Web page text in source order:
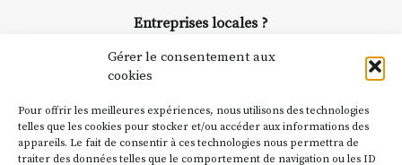
Gérer le consentement aux
cookies
Pour offrir les meilleures expériences, nous utilisons des technologies
telles que les cookies pour stocker et/ou accéder aux informations des
appareils. Le fait de consentir à ces technologies nous permettra de
traiter des données telles que le comportement de navigation ou les ID
caves, les granges d’Auzon. Le
Fumoir est l’un de ces espaces
d’autres activités culturelles de
la Petite Cité de Caractère. Par
exemple, l’installationCochon
Entreprises locales ?
Suivez toute l'actu de Strada